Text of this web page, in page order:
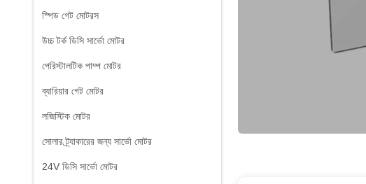
স্পিড গেট মোটরস
উচ্চ টর্ক ডিসি সার্ভো মোটর
পেরিস্টালটিক পাম্প মোটর
ব্যারিয়ার গেট মোটর
লজিস্টিক মোটর
সোলার ট্র্যাকারের জন্য সার্ভো মোটর
24V ডিসি সার্ভো মোটর